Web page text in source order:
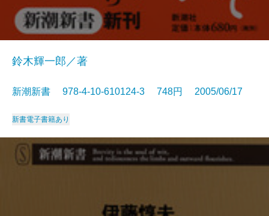
鈴木輝一郎／著
新潮新書 978-4-10-610124-3 748円 2005/06/17
新書電子書籍あり